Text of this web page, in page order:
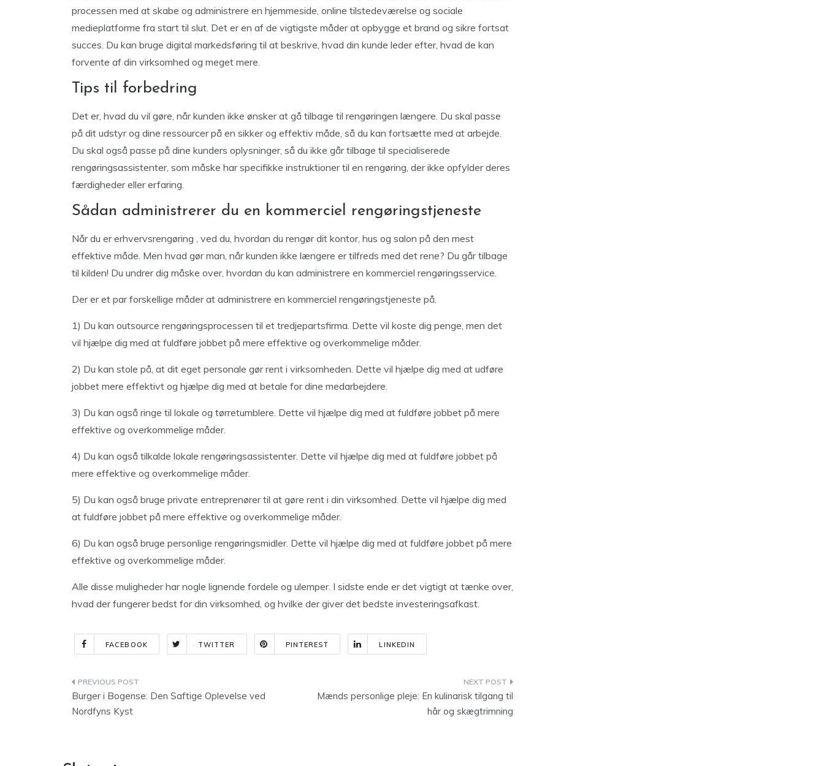
processen med at skabe og administrere en hjemmeside, online tilstedeværelse og sociale
medieplatforme fra start til slut. Det er en af ​​de vigtigste måder at opbygge et brand og sikre fortsat
succes. Du kan bruge digital markedsføring til at beskrive, hvad din kunde leder efter, hvad de kan
forvente af din virksomhed og meget mere.
Tips til forbedring
Det er, hvad du vil gøre, når kunden ikke ønsker at gå tilbage til rengøringen længere. Du skal passe
på dit udstyr og dine ressourcer på en sikker og effektiv måde, så du kan fortsætte med at arbejde.
Du skal også passe på dine kunders oplysninger, så du ikke går tilbage til specialiserede
rengøringsassistenter, som måske har specifikke instruktioner til en rengøring, der ikke opfylder deres
færdigheder eller erfaring.
Sådan administrerer du en kommerciel rengøringstjeneste
Når du er erhvervsrengøring , ved du, hvordan du rengør dit kontor, hus og salon på den mest
effektive måde. Men hvad gør man, når kunden ikke længere er tilfreds med det rene? Du går tilbage
til kilden! Du undrer dig måske over, hvordan du kan administrere en kommerciel rengøringsservice.
Der er et par forskellige måder at administrere en kommerciel rengøringstjeneste på.
1) Du kan outsource rengøringsprocessen til et tredjepartsfirma. Dette vil koste dig penge, men det
vil hjælpe dig med at fuldføre jobbet på mere effektive og overkommelige måder.
2) Du kan stole på, at dit eget personale gør rent i virksomheden. Dette vil hjælpe dig med at udføre
jobbet mere effektivt og hjælpe dig med at betale for dine medarbejdere.
3) Du kan også ringe til lokale og tørretumblere. Dette vil hjælpe dig med at fuldføre jobbet på mere
effektive og overkommelige måder.
4) Du kan også tilkalde lokale rengøringsassistenter. Dette vil hjælpe dig med at fuldføre jobbet på
mere effektive og overkommelige måder.
5) Du kan også bruge private entreprenører til at gøre rent i din virksomhed. Dette vil hjælpe dig med
at fuldføre jobbet på mere effektive og overkommelige måder.
6) Du kan også bruge personlige rengøringsmidler. Dette vil hjælpe dig med at fuldføre jobbet på mere
effektive og overkommelige måder.
Alle disse muligheder har nogle lignende fordele og ulemper. I sidste ende er det vigtigt at tænke over,
hvad der fungerer bedst for din virksomhed, og hvilke der giver det bedste investeringsafkast.
FACEBOOK TWITTER PINTEREST LINKEDIN
Indlægsnavigation
Burger i Bogense: Den Saftige Oplevelse ved
Nordfyns Kyst
Mænds personlige pleje: En kulinarisk tilgang til
hår og skægtrimning